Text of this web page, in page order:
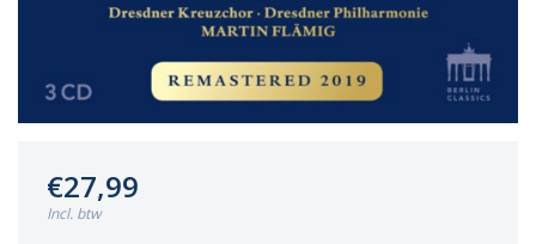
€27,99
Incl. btw